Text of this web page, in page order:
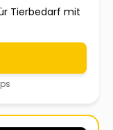
Tierbedarf mit